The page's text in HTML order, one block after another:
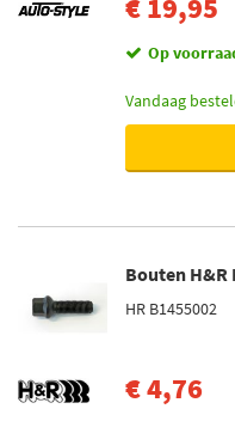
€ 19,95
Op
Vandaag
Bouten H&R
HR B1455002
€ 4,76